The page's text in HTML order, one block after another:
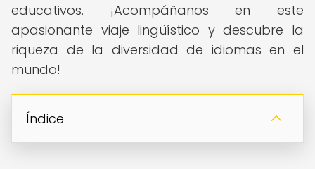
educativos. ¡Acompáñanos en este
apasionante viaje lingüístico y descubre la
riqueza de la diversidad de idiomas en el
mundo!
Índice